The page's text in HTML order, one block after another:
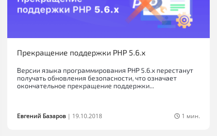
Прекращение поддержки PHP 5.6.x
Версии языка программирования PHP 5.6.x перестанут
получать обновления безопасности, что означает
окончательное прекращение поддержки...
Евгений Базаров | 19.10.2018 1 мин.